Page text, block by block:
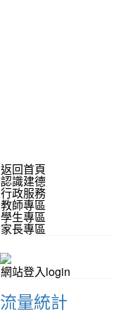
返回首頁
認識建德
行政服務
教師專區
學生專區
家長專區
網站登入login
流量統計